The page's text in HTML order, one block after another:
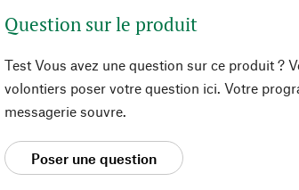
Question sur le produit
Test Vous avez une question sur ce produit ?
volontiers poser votre question ici. Votre
messagerie souvre.
Poser une question